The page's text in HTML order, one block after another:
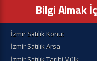
Bilgi Almak
İzmir Satılık Konut
İzmir Satılık Arsa
İzmir Satılık Tarihi Mülk